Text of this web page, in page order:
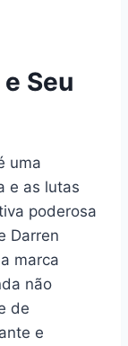
Seu
uma
e as lutas
poderosa
Darren
marca
não
de
e